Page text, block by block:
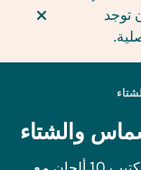
توجد
والشتاء